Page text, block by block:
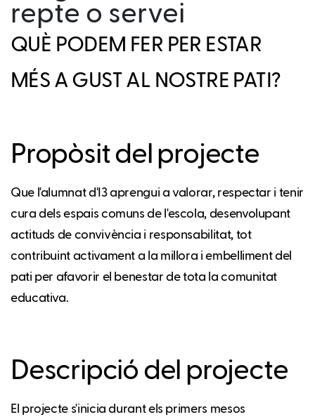
repte o servei
QUÈ PODEM FER PER ESTAR
MÉS A GUST AL NOSTRE PATI?
Propòsit del projecte
Que l'alumnat d'I3 aprengui a valorar, respectar i tenir
cura dels espais comuns de l'escola, desenvolupant
actituds de convivència i responsabilitat, tot
contribuint activament a la millora i embelliment del
pati per afavorir el benestar de tota la comunitat
educativa.
Descripció del projecte
El projecte s'inicia durant els primers mesos